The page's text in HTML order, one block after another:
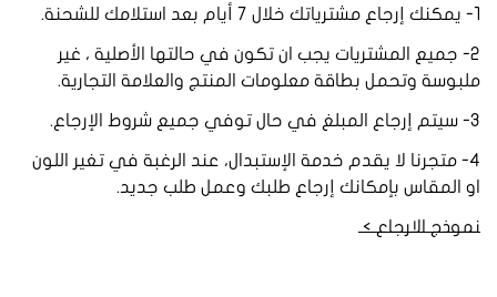
١- يمكنك إرجاع مشترياتك خلال ٧ أيام بعد استلامك للشحنة.
٢- جميع المشتريات يجب ان تكون في حالتها الأصلية ، غير
ملبوسة وتحمل بطاقة معلومات المنتج والعلامة التجارية.
٣- سيتم إرجاع المبلغ في حال توفي جميع شروط الإرجاع.
٤- متجرنا لا يقدم خدمة الإستبدال، عند الرغبة في تغير اللون
او المقاس بإمكانك إرجاع طلبك وعمل طلب جديد.
نموذج الارجاع >